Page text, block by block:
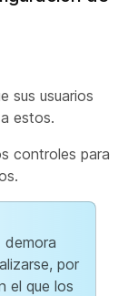
sus usuarios
estos.
controles para
demora
por
el que los